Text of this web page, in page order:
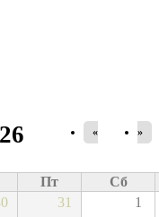
« »
Пт
Сб
31 1